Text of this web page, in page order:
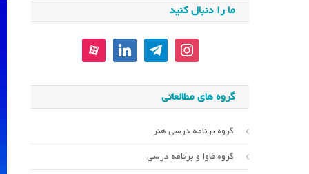
ما را دنبال کنید
instagram
telegram
linkedin
aparat
گروه های مطالعاتی
گروه برنامه درسی هنر
گروه فاوا و برنامه درسی